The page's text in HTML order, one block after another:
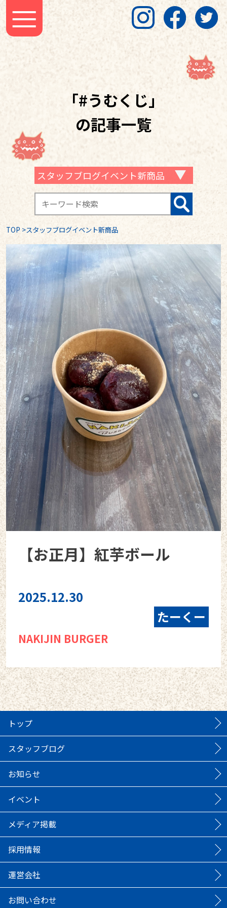
「#うむくじ」
の記事一覧
スタッフブログイベント新商品
TOP >スタッフブログイベント新商品
【お正月】紅芋ボール
2025.12.30
たーくー
NAKIJIN BURGER
トップ
スタッフブログ
お知らせ
イベント
メディア掲載
採用情報
運営会社
お問い合わせ